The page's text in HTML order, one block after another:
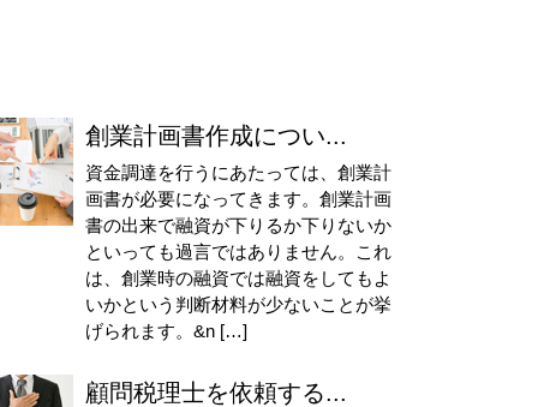
創業計画書作成につい...
資金調達を行うにあたっては、創業計
画書が必要になってきます。創業計画
書の出来で融資が下りるか下りないか
といっても過言ではありません。これ
は、創業時の融資では融資をしてもよ
いかという判断材料が少ないことが挙
げられます。&n […]
顧問税理士を依頼する...